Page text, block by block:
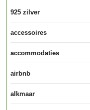
925 zilver
accessoires
accommodaties
airbnb
alkmaar